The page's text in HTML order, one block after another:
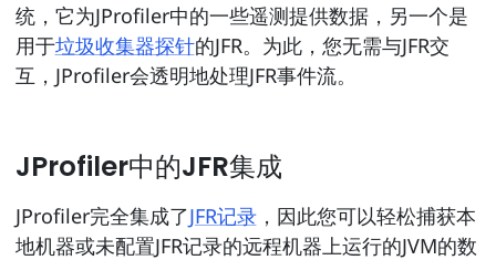
统，它为JProfiler中的一些遥测提供数据，另一个是
用于垃圾收集器探针的JFR。为此，您无需与JFR交
互，JProfiler会透明地处理JFR事件流。
JProfiler中的JFR集成
JProfiler完全集成了JFR记录，因此您可以轻松捕获本
地机器或未配置JFR记录的远程机器上运行的JVM的数